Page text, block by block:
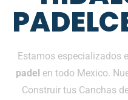
Estamos especializados
padel en todo Mexico.
Construir tus Canchas